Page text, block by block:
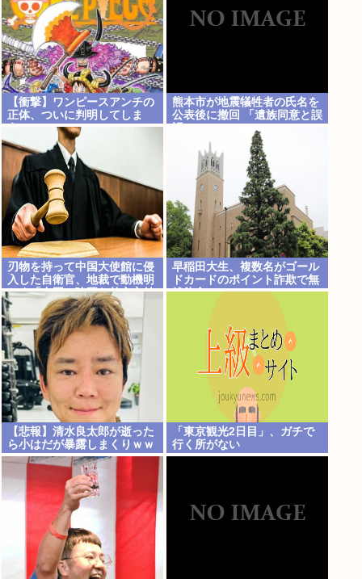
【衝撃】ワンピースアンチの
正体、ついに判明してしま
熊本市が地震犠牲者の氏名を
公表後に撤回 「遺族同意と誤
刃物を持って中国大使館に侵
入した自衛官、地裁で動機明
かす「中国の強硬な外交方針
を変えさせるため」
早稲田大生、複数名がゴール
ドカードのポイント詐欺で無
銭飲食
【悲報】清水良太郎が逝った
ら小はだが暴露しまくりｗｗ
ｗ
「東京観光2日目」、ガチで
行く所がない